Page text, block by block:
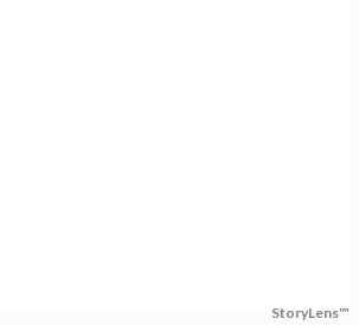
StoryLens™